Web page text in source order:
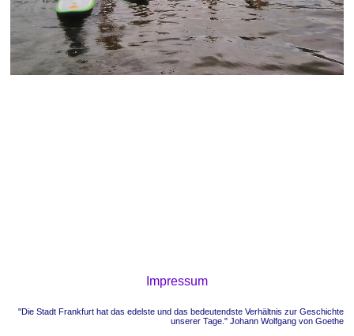
Impressum
"Die Stadt Frankfurt hat das edelste und das bedeutendste Verhältnis zur Geschichte
unserer Tage." Johann Wolfgang von Goethe